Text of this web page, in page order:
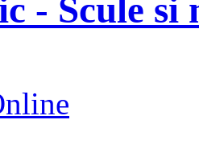
- Scule si